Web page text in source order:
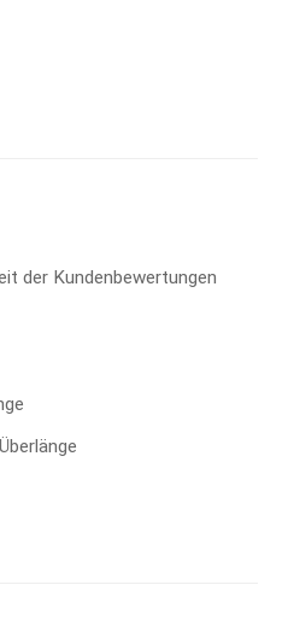
der Kundenbewertungen